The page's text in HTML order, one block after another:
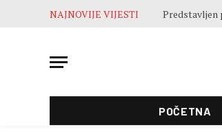
NAJNOVIJE VIJESTI
POČETNA